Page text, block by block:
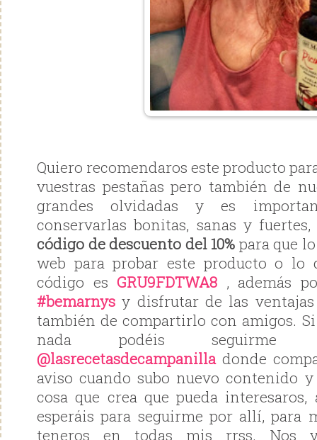
Quiero recomendaros este producto
vuestras pestañas pero también de
grandes olvidadas y es
conservarlas bonitas, sanas y
código de descuento del 10% para que
web para probar este producto o lo
código esGRU9FDTWA8 , además
#bemarnys y disfrutar de las
también de compartirlo con amigos.
nada podéis seguirme
@lasrecetasdecampanilladonde
aviso cuando subo nuevo contenido
cosa que crea que pueda
esperáis para seguirme por allí, para
teneros en todas mis rrss. Nos